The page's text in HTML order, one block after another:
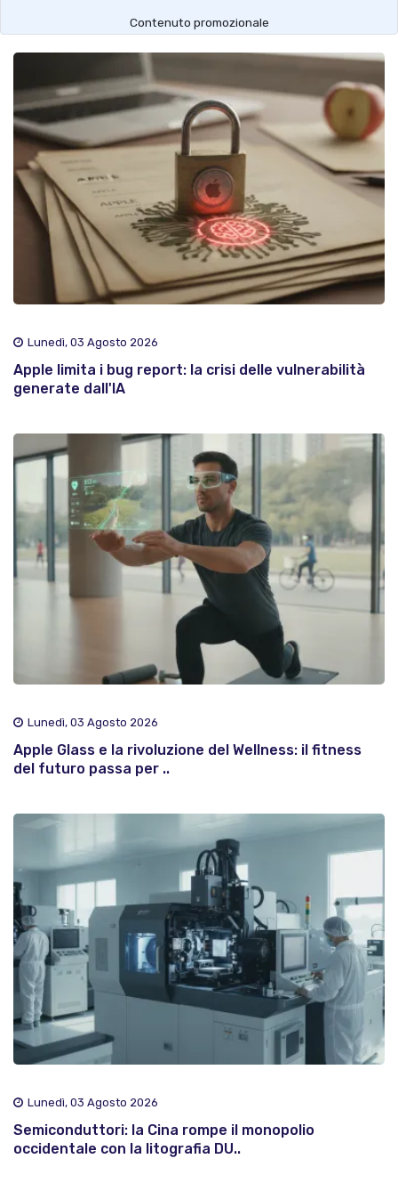
Contenuto promozionale
Lunedì, 03 Agosto 2026
Apple limita i bug report: la crisi delle vulnerabilità
generate dall'IA
Lunedì, 03 Agosto 2026
Apple Glass e la rivoluzione del Wellness: il fitness
del futuro passa per ..
Lunedì, 03 Agosto 2026
Semiconduttori: la Cina rompe il monopolio
occidentale con la litografia DU..